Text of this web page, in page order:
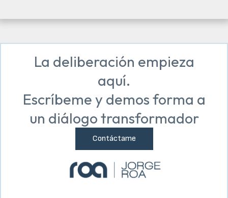
La deliberación empieza
aquí.
Escríbeme y demos forma a
un diálogo transformador
Contáctame